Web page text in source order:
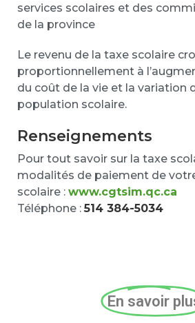
services scolaires et des
de la province
Le revenu de la taxe scolaire
proportionnellement à
du coût de la vie et la variation
population scolaire.
Renseignements
Pour tout savoir sur la taxe
modalités de paiement de
scolaire : www.cgtsim.qc.ca
Téléphone :514 384-5034
En savoir